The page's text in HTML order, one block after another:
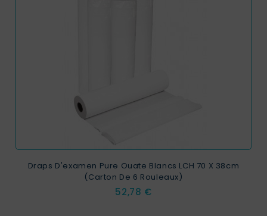
Draps D'examen Pure Ouate Blancs LCH 70 X 38cm
(carton De 6 Rouleaux)
Prix
52,78 €